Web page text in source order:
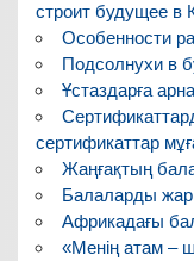
строит будущее в
Особенности
Подсолнухи в
Ұстаздарға
сертификаттар
Жаңғақтың
Балаларды
Африкадағы
«Менің атам –